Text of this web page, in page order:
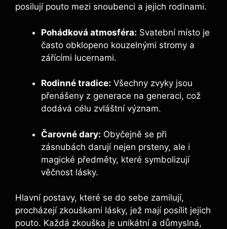
posilují pouto mezi snoubenci a jejich rodinami.
Pohádková atmosféra: Svatební místo je
často obklopeno kouzelnými stromy a
zářícími lucernami.
Rodinné tradice: Všechny zvyky jsou
přenášeny z generace na generaci, což
dodává célu zvláštní význam.
Čarovné dary: Obyčejně se při
zásnubách darují nejen prsteny, ale i
magické předměty, které symbolizují
věčnost lásky.
Hlavní postavy, které se do sebe zamilují,
procházejí zkouškami lásky, jež mají posílit jejich
pouto. Každá zkouška je unikátní a důmyslná,